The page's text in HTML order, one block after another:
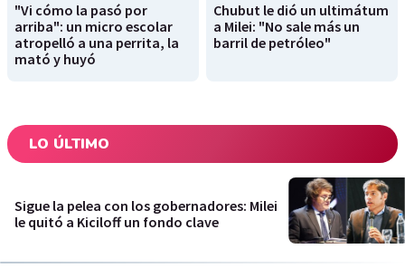
"Vi cómo la pasó por
arriba": un micro escolar
atropelló a una perrita, la
mató y huyó
Chubut le dió un ultimátum
a Milei: "No sale más un
barril de petróleo"
LO ÚLTIMO
Sigue la pelea con los gobernadores: Milei
le quitó a Kiciloff un fondo clave